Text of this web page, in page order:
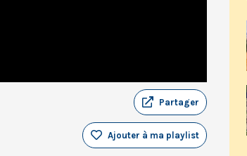
Partager
Ajouter à ma playlist